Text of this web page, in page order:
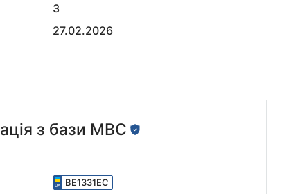
3
27.02.2026
з бази МВС
BE1331EC